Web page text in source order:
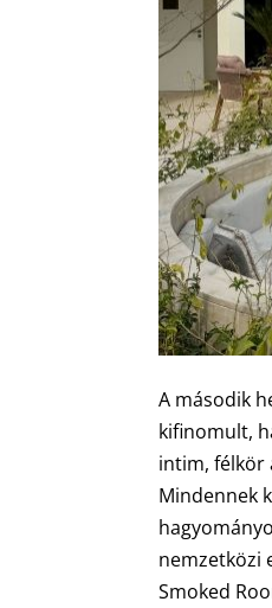
A második
kifinomult,
intim, félkör
Mindennek
nemzetközi
Smoked